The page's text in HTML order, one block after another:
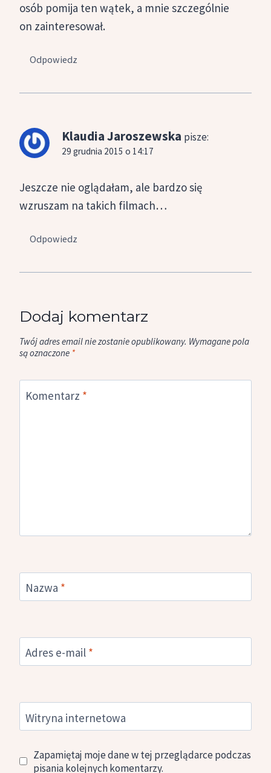
osób pomija ten wątek, a mnie szczególnie
on zainteresował.
Odpowiedz
Klaudia Jaroszewska pisze:
29 grudnia 2015 o 14:17
Jeszcze nie oglądałam, ale bardzo się
wzruszam na takich filmach…
Odpowiedz
Dodaj komentarz
Twój adres email nie zostanie opublikowany. Wymagane pola
są oznaczone *
Komentarz *
Nazwa *
Adres e-mail *
Witryna internetowa
Zapamiętaj moje dane w tej przeglądarce podczas
pisania kolejnych komentarzy.